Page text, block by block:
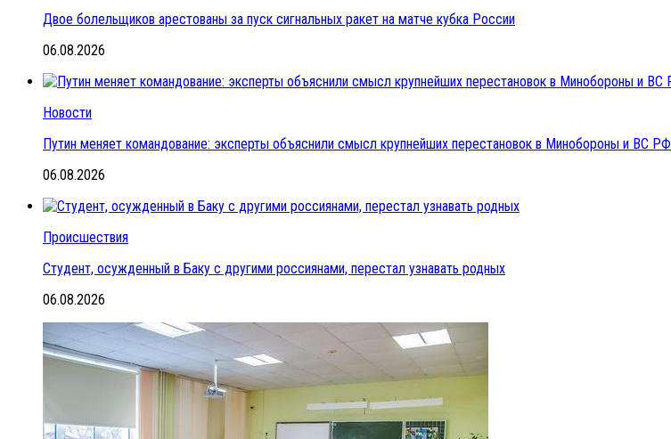
Двое болельщиков арестованы за пуск сигнальных ракет на матче кубка России
06.08.2026
Новости
Путин меняет командование: эксперты объяснили смысл крупнейших перестановок в Минобороны и ВС РФ
06.08.2026
Происшествия
Студент, осужденный в Баку с другими россиянами, перестал узнавать родных
06.08.2026